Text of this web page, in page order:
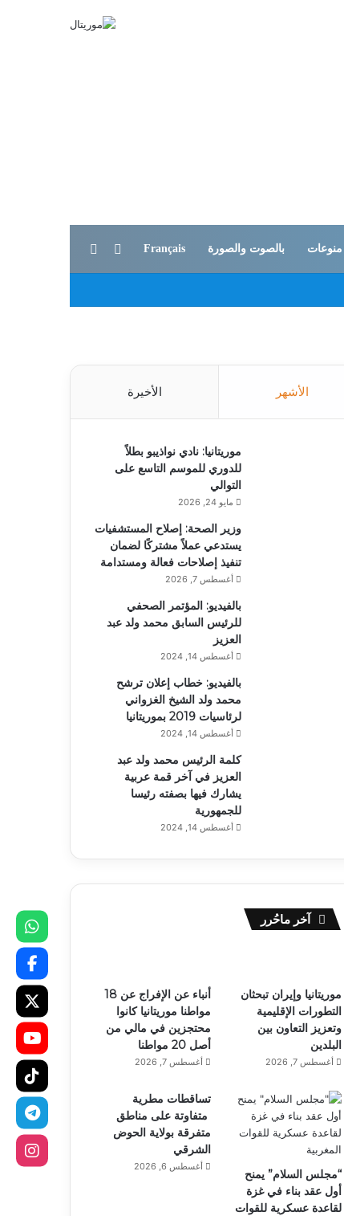
منوعات بالصوت والصورة Français الوضع المظلم
الأشهر الأخيرة
موريتانيا: نادي نواذيبو بطلاً
للدوري للموسم التاسع على
التوالي
مايو 24, 2026
وزير الصحة: إصلاح المستشفيات
يستدعي عملاً مشتركًا لضمان
تنفيذ إصلاحات فعالة ومستدامة
أغسطس 7, 2026
بالفيديو: المؤتمر الصحفي
للرئيس السابق محمد ولد عبد
العزيز
أغسطس 14, 2024
بالفيديو: خطاب إعلان ترشح
محمد ولد الشيخ الغزواني
لرئاسيات 2019 بموريتانيا
أغسطس 14, 2024
كلمة الرئيس محمد ولد عبد
العزيز في آخر قمة عربية
يشارك فيها بصفته رئيسا
للجمهورية
أغسطس 14, 2024
آخر ماحُرر
موريتانيا وإيران تبحثان
التطورات الإقليمية
وتعزيز التعاون بين
البلدين
أغسطس 7, 2026
أنباء عن الإفراج عن 18
مواطنا موريتانيا كانوا
محتجزين في مالي من
أصل 20 مواطنا
أغسطس 7, 2026
“مجلس السلام” يمنح
أول عقد بناء في غزة
لقاعدة عسكرية للقوات
تساقطات مطرية
متفاوتة على مناطق
متفرقة بولاية الحوض
الشرقي
أغسطس 6, 2026